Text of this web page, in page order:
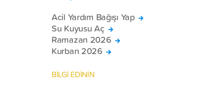
Acil Yardım Bağışı Yap
Su Kuyusu Aç
Ramazan 2026
Kurban 2026
BİLGİ EDİNİN